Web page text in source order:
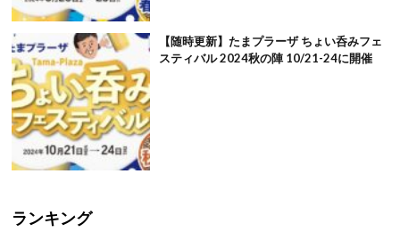
【随時更新】たまプラーザ ちょい呑みフェ
スティバル 2024秋の陣 10/21-24に開催
ランキング